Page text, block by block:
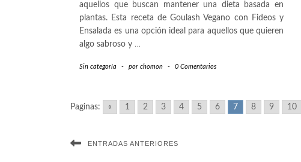
aquellos que buscan mantener una dieta basada en
plantas. Esta receta de Goulash Vegano con Fideos y
Ensalada es una opción ideal para aquellos que quieren
algo sabroso y …
Sin categoría - por chomon - 0 Comentarios
Paginas: « 1 2 3 4 5 6 7 8 9 10
ENTRADAS ANTERIORES